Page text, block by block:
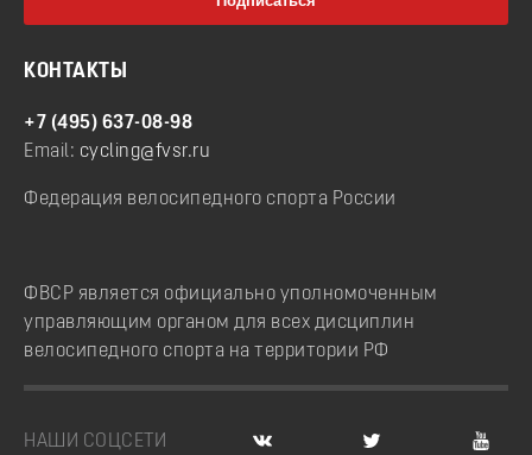
КОНТАКТЫ
+7 (495) 637-08-98
Email: cycling@fvsr.ru
Федерация велосипедного спорта России
ФВСР является официально уполномоченным
управляющим органом для всех дисциплин
велосипедного спорта на территории РФ
НАШИ СОЦСЕТИ